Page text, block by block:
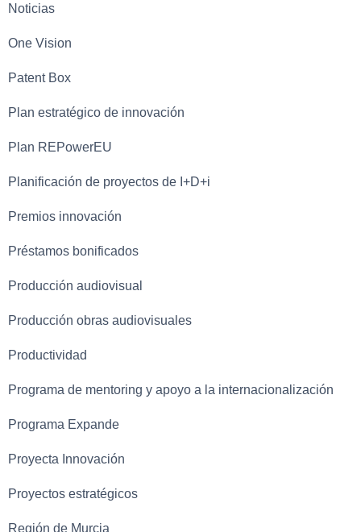
Noticias
One Vision
Patent Box
Plan estratégico de innovación
Plan REPowerEU
Planificación de proyectos de I+D+i
Premios innovación
Préstamos bonificados
Producción audiovisual
Producción obras audiovisuales
Productividad
Programa de mentoring y apoyo a la internacionalización
Programa Expande
Proyecta Innovación
Proyectos estratégicos
Región de Murcia